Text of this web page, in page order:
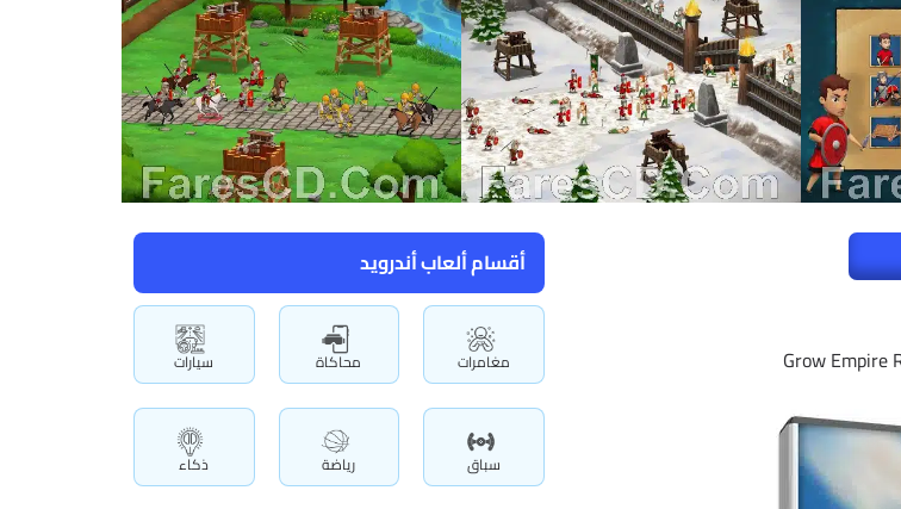
أقسام ألعاب أندرويد
مغامرات محاكاة سيارات
سباق رياضة ذكاء